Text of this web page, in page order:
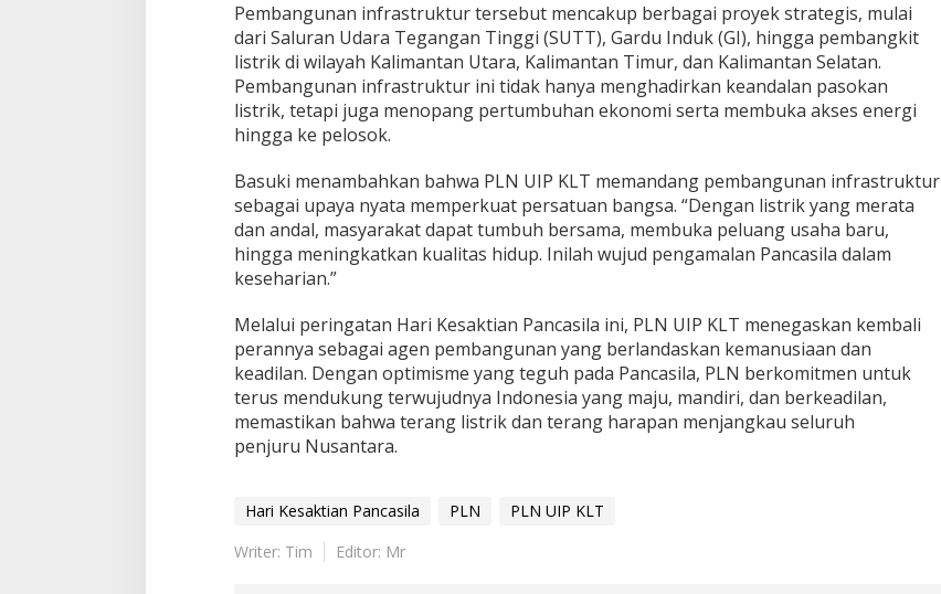
Pembangunan infrastruktur tersebut mencakup berbagai proyek strategis, mulai
dari Saluran Udara Tegangan Tinggi (SUTT), Gardu Induk (GI), hingga pembangkit
listrik di wilayah Kalimantan Utara, Kalimantan Timur, dan Kalimantan Selatan.
Pembangunan infrastruktur ini tidak hanya menghadirkan keandalan pasokan
listrik, tetapi juga menopang pertumbuhan ekonomi serta membuka akses energi
hingga ke pelosok.
Basuki menambahkan bahwa PLN UIP KLT memandang pembangunan infrastruktur
sebagai upaya nyata memperkuat persatuan bangsa. “Dengan listrik yang merata
dan andal, masyarakat dapat tumbuh bersama, membuka peluang usaha baru,
hingga meningkatkan kualitas hidup. Inilah wujud pengamalan Pancasila dalam
keseharian.”
Melalui peringatan Hari Kesaktian Pancasila ini, PLN UIP KLT menegaskan kembali
perannya sebagai agen pembangunan yang berlandaskan kemanusiaan dan
keadilan. Dengan optimisme yang teguh pada Pancasila, PLN berkomitmen untuk
terus mendukung terwujudnya Indonesia yang maju, mandiri, dan berkeadilan,
memastikan bahwa terang listrik dan terang harapan menjangkau seluruh
penjuru Nusantara.
Hari Kesaktian Pancasila PLN
PLN UIP KLT
Writer: Tim
Editor: Mr